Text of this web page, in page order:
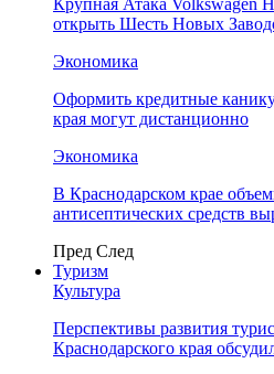
открыть Шесть Новых
Экономика
Оформить кредитные
края могут дистанционно
Экономика
В Краснодарском крае
антисептических средств
Пред След
Туризм
Культура
Перспективы развития
Краснодарского края